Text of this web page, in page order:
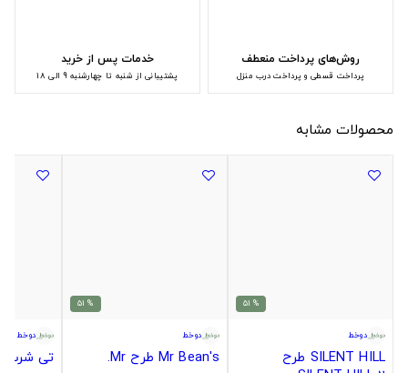
روش‌های پرداخت منعطف
پرداخت قسطی و پرداخت درب منزل
خدمات پس از خرید
پشتیبانی از شنبه تا چهارشنبه 9 الی 18
محصولات مشابه
% 51
دوخط
SILENT HILL طرح
% 51
دوخط
Mr Bean's طرح Mr.
دوخط
تی شرت